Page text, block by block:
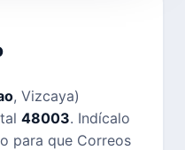
, Vizcaya)
48003. Indícalo
para que Correos